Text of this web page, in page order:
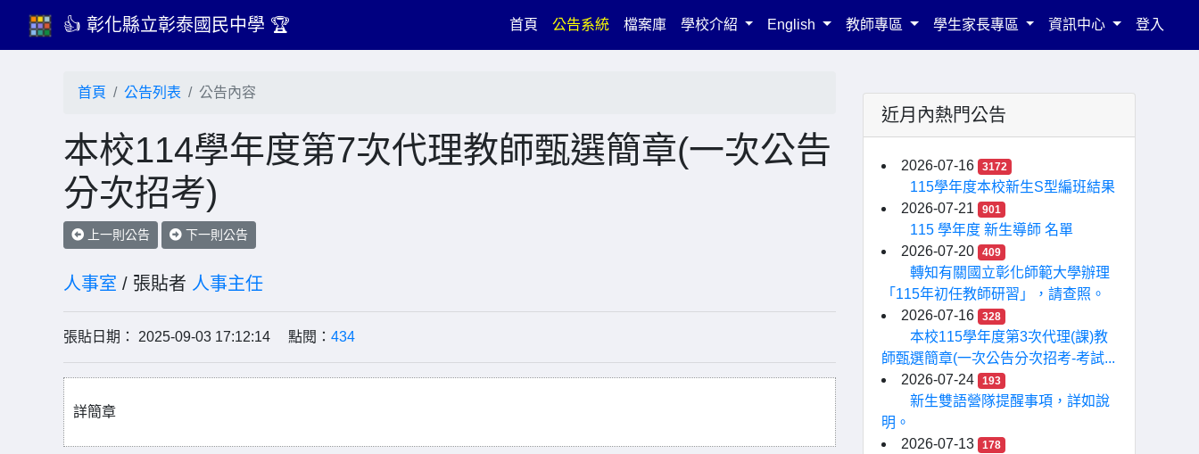
👍 彰化縣立彰泰國民中學 🏆 首頁(current)
公告系統 檔案庫 學校介紹 English 教師專區 學生家長專區 資訊中心 登入
首頁 公告列表 公告內容
本校114學年度第7次代理教師甄選簡章(一次公告
分次招考)
上一則公告 下一則公告
人事室 / 張貼者 人事主任
張貼日期： 2025-09-03 17:12:14 點閱： 434
詳簡章
近月內熱門公告
2026-07-16 3172
115學年度本校新生S型編班結果
2026-07-21
901
115 學年度 新生導師 名單
2026-07-20
409
轉知有關國立彰化師範大學辦理
「115年初任教師研習」，請查照。
2026-07-16
328
本校115學年度第3次代理(課)教
師甄選簡章(一次公告分次招考-考試...
2026-07-24
193
新生雙語營隊提醒事項，詳如說
明。
2026-07-13
178